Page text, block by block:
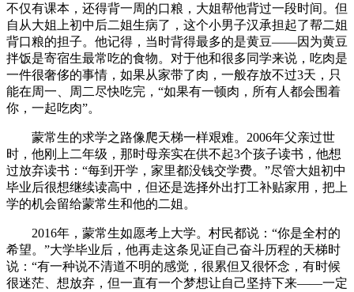
不仅有课本，还得背一周的口粮，大姐帮他背过一段时间。但
自从大姐上初中后二姐生病了，这个小男子汉承担起了帮二姐
背口粮的担子。他记得，当时背得最多的是黄豆——因为黄豆
拌饭是寄宿生最常吃的食物。对于他和很多同学来说，吃肉是
一件很奢侈的事情，如果从家带了肉，一般存放不过3天，只
能在周一、周二尽快吃完，“如果有一顿肉，所有人都会围着
你，一起吃肉”。
蒙常生的求学之路像爬天梯一样艰难。2006年父亲过世
时，他刚上二年级，那时母亲实在供不起3个孩子读书，他想
过放弃读书：“每到开学，家里都没钱交学费。”尽管大姐初中
毕业后很想继续读高中，但还是选择外出打工补贴家用，把上
学的机会留给蒙常生和他的二姐。
2016年，蒙常生如愿考上大学。村民都说：“你是全村的
希望。”大学毕业后，他再走这条见证自己奋斗历程的天梯时
说：“有一种说不清道不明的感觉，很累但又很怀念，有时候
很迷茫、想放弃，但一直有一个梦想让自己坚持下来——一定